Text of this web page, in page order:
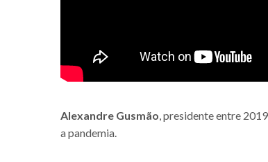
Alexandre Gusmão, presidente entre
a pandemia.